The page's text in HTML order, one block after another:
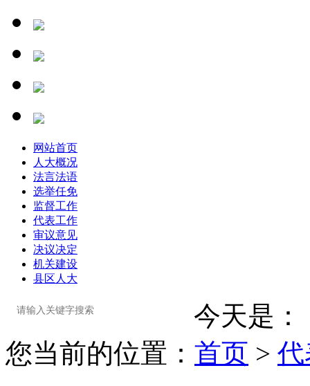
网站首页
人大概况
法言法语
选举任免
监督工作
代表工作
审议意见
决议决定
机关建设
县区人大
今天是：
您当前的位置： 首页 >